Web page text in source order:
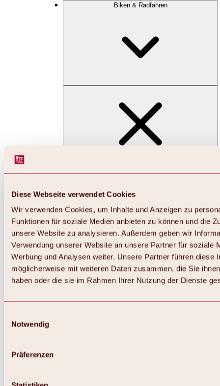
Diese Webseite verwendet Cookies
Wir verwenden Cookies, um Inhalte und Anzeigen zu
Funktionen für soziale Medien anbieten zu können und die
unsere Website zu analysieren. Außerdem geben wir
Verwendung unserer Website an unsere Partner für soziale
Werbung und Analysen weiter. Unsere Partner führen diese
möglicherweise mit weiteren Daten zusammen, die Sie
haben oder die sie im Rahmen Ihrer Nutzung der Dienste
Notwendig
Präferenzen
Biken & Radfahren